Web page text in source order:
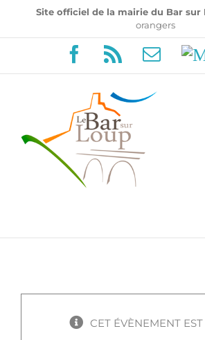
au
Site officiel de la mairie du Bar sur
orangers
Facebook
Rss Email
CET ÉVÈNEMENT EST